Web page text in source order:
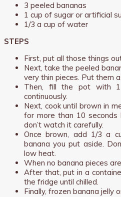
3 peeled bananas
1 cup of sugar or artificial
1/3 a cup of water
STEPS
First, put all those things
Next, take the peeled
very thin pieces. Put them
Then, fill the pot with
continuously.
Next, cook until brown in
for more than 10 seconds
don’t watch it carefully.
Once brown, add 1/3 a
banana you put aside.
low heat.
When no banana pieces
After that, put in a
the fridge until chilled.
Finally, frozen banana jelly